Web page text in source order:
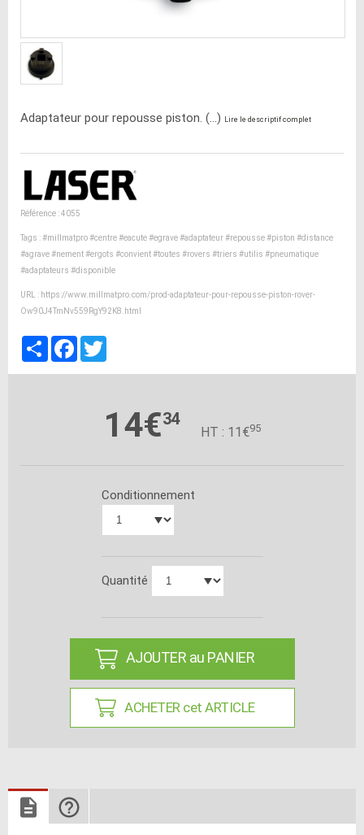
Adaptateur pour repousse piston. (...) Lire le descriptif complet
Référence : 4055
Tags :#millmatpro#centre#eacute#egrave#adaptateur#repousse#piston #distance
#agrave#nement#ergots #convient#toutes #rovers #triers #utilis #pneumatique
#adaptateurs #disponible
URL : https://www.millmatpro.com/prod-adaptateur-pour-repousse-piston-rover-
Ow90J4TmNv559RgY92K8.html
PartagerFacebook
14€34
HT : 11€95
Conditionnement
Quantité
AJOUTER au PANIER
ACHETER cet ARTICLE